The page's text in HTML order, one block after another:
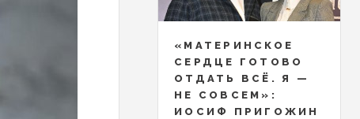
«МАТЕРИНСКОЕ
СЕРДЦЕ ГОТОВО
ОТДАТЬ ВСЁ. Я —
НЕ СОВСЕМ»:
ИОСИФ ПРИГОЖИН